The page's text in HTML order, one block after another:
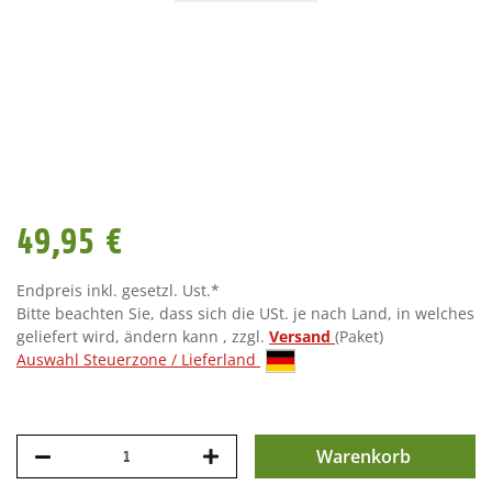
49,95 €
Endpreis inkl. gesetzl. Ust.*
Bitte beachten Sie, dass sich die USt. je nach Land, in welches
geliefert wird, ändern kann , zzgl. Versand (Paket)
Auswahl Steuerzone / Lieferland
Warenkorb